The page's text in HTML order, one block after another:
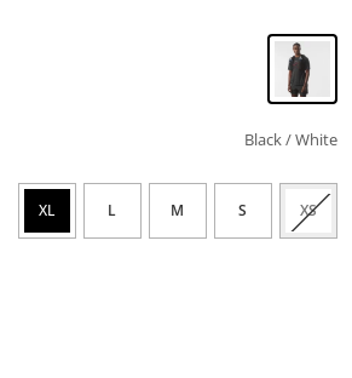
Black / White
XS
S
M
L
XL